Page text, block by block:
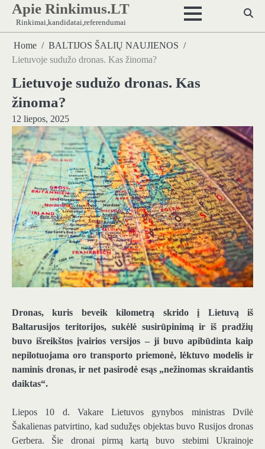
Skip
content
Apie Rinkimus.LT
Rinkimai,kandidatai,referendumai
Home
BALTIJOS ŠALIŲ NAUJIENOS
Lietuvoje sudužo dronas. Kas žinoma?
Lietuvoje sudužo dronas. Kas
žinoma?
12 liepos, 2025
Dronas, kuris beveik kilometrą skrido į Lietuvą iš
Baltarusijos teritorijos, sukėlė susirūpinimą ir iš pradžių
buvo išreikštos įvairios versijos – ji buvo apibūdinta kaip
nepilotuojama oro transporto priemonė, lėktuvo modelis ir
naminis dronas, ir net pasirodė esąs „nežinomas skraidantis
daiktas“.
Liepos 10 d. Vakare Lietuvos gynybos ministras Dvilė
Šakalienas patvirtino, kad sudužęs objektas buvo Rusijos dronas
Gerbera. Šie dronai pirmą kartą buvo stebimi Ukrainoje